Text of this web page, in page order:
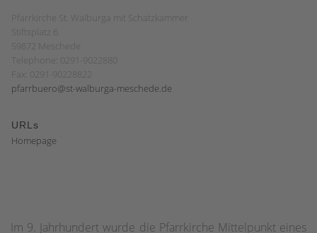
Pfarrkirche St. Walburga mit Schatzkammer
Stiftsplatz 6
59872 Meschede
Telephone: 0291-9022880
Fax: 0291-90228822
pfarrbuero@st-walburga-meschede.de
URLs
Homepage
Im 9. Jahrhundert wurde die Pfarrkirche Mittelpunkt eines